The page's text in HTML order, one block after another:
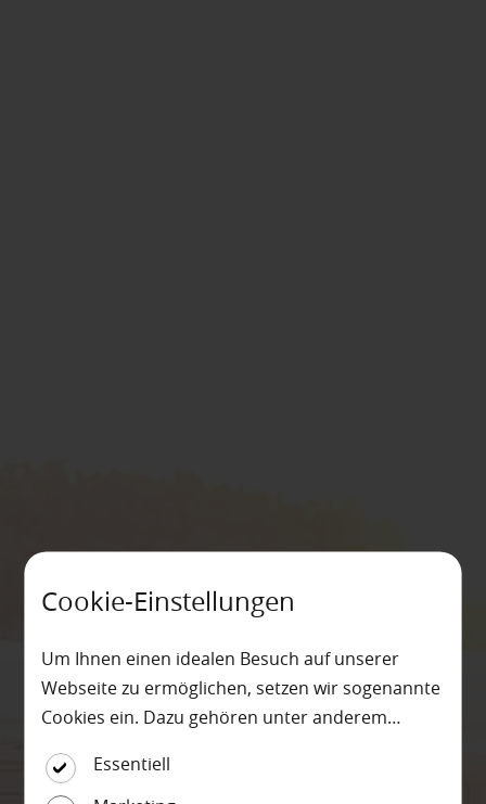
Cookie-Einstellungen
Um Ihnen einen idealen Besuch auf unserer
Webseite zu ermöglichen, setzen wir sogenannte
Cookies ein. Dazu gehören unter anderem
Cookies, die für die Steuerung und den
reibungslosen Betrieb unserer kommerziellen
Essentiell